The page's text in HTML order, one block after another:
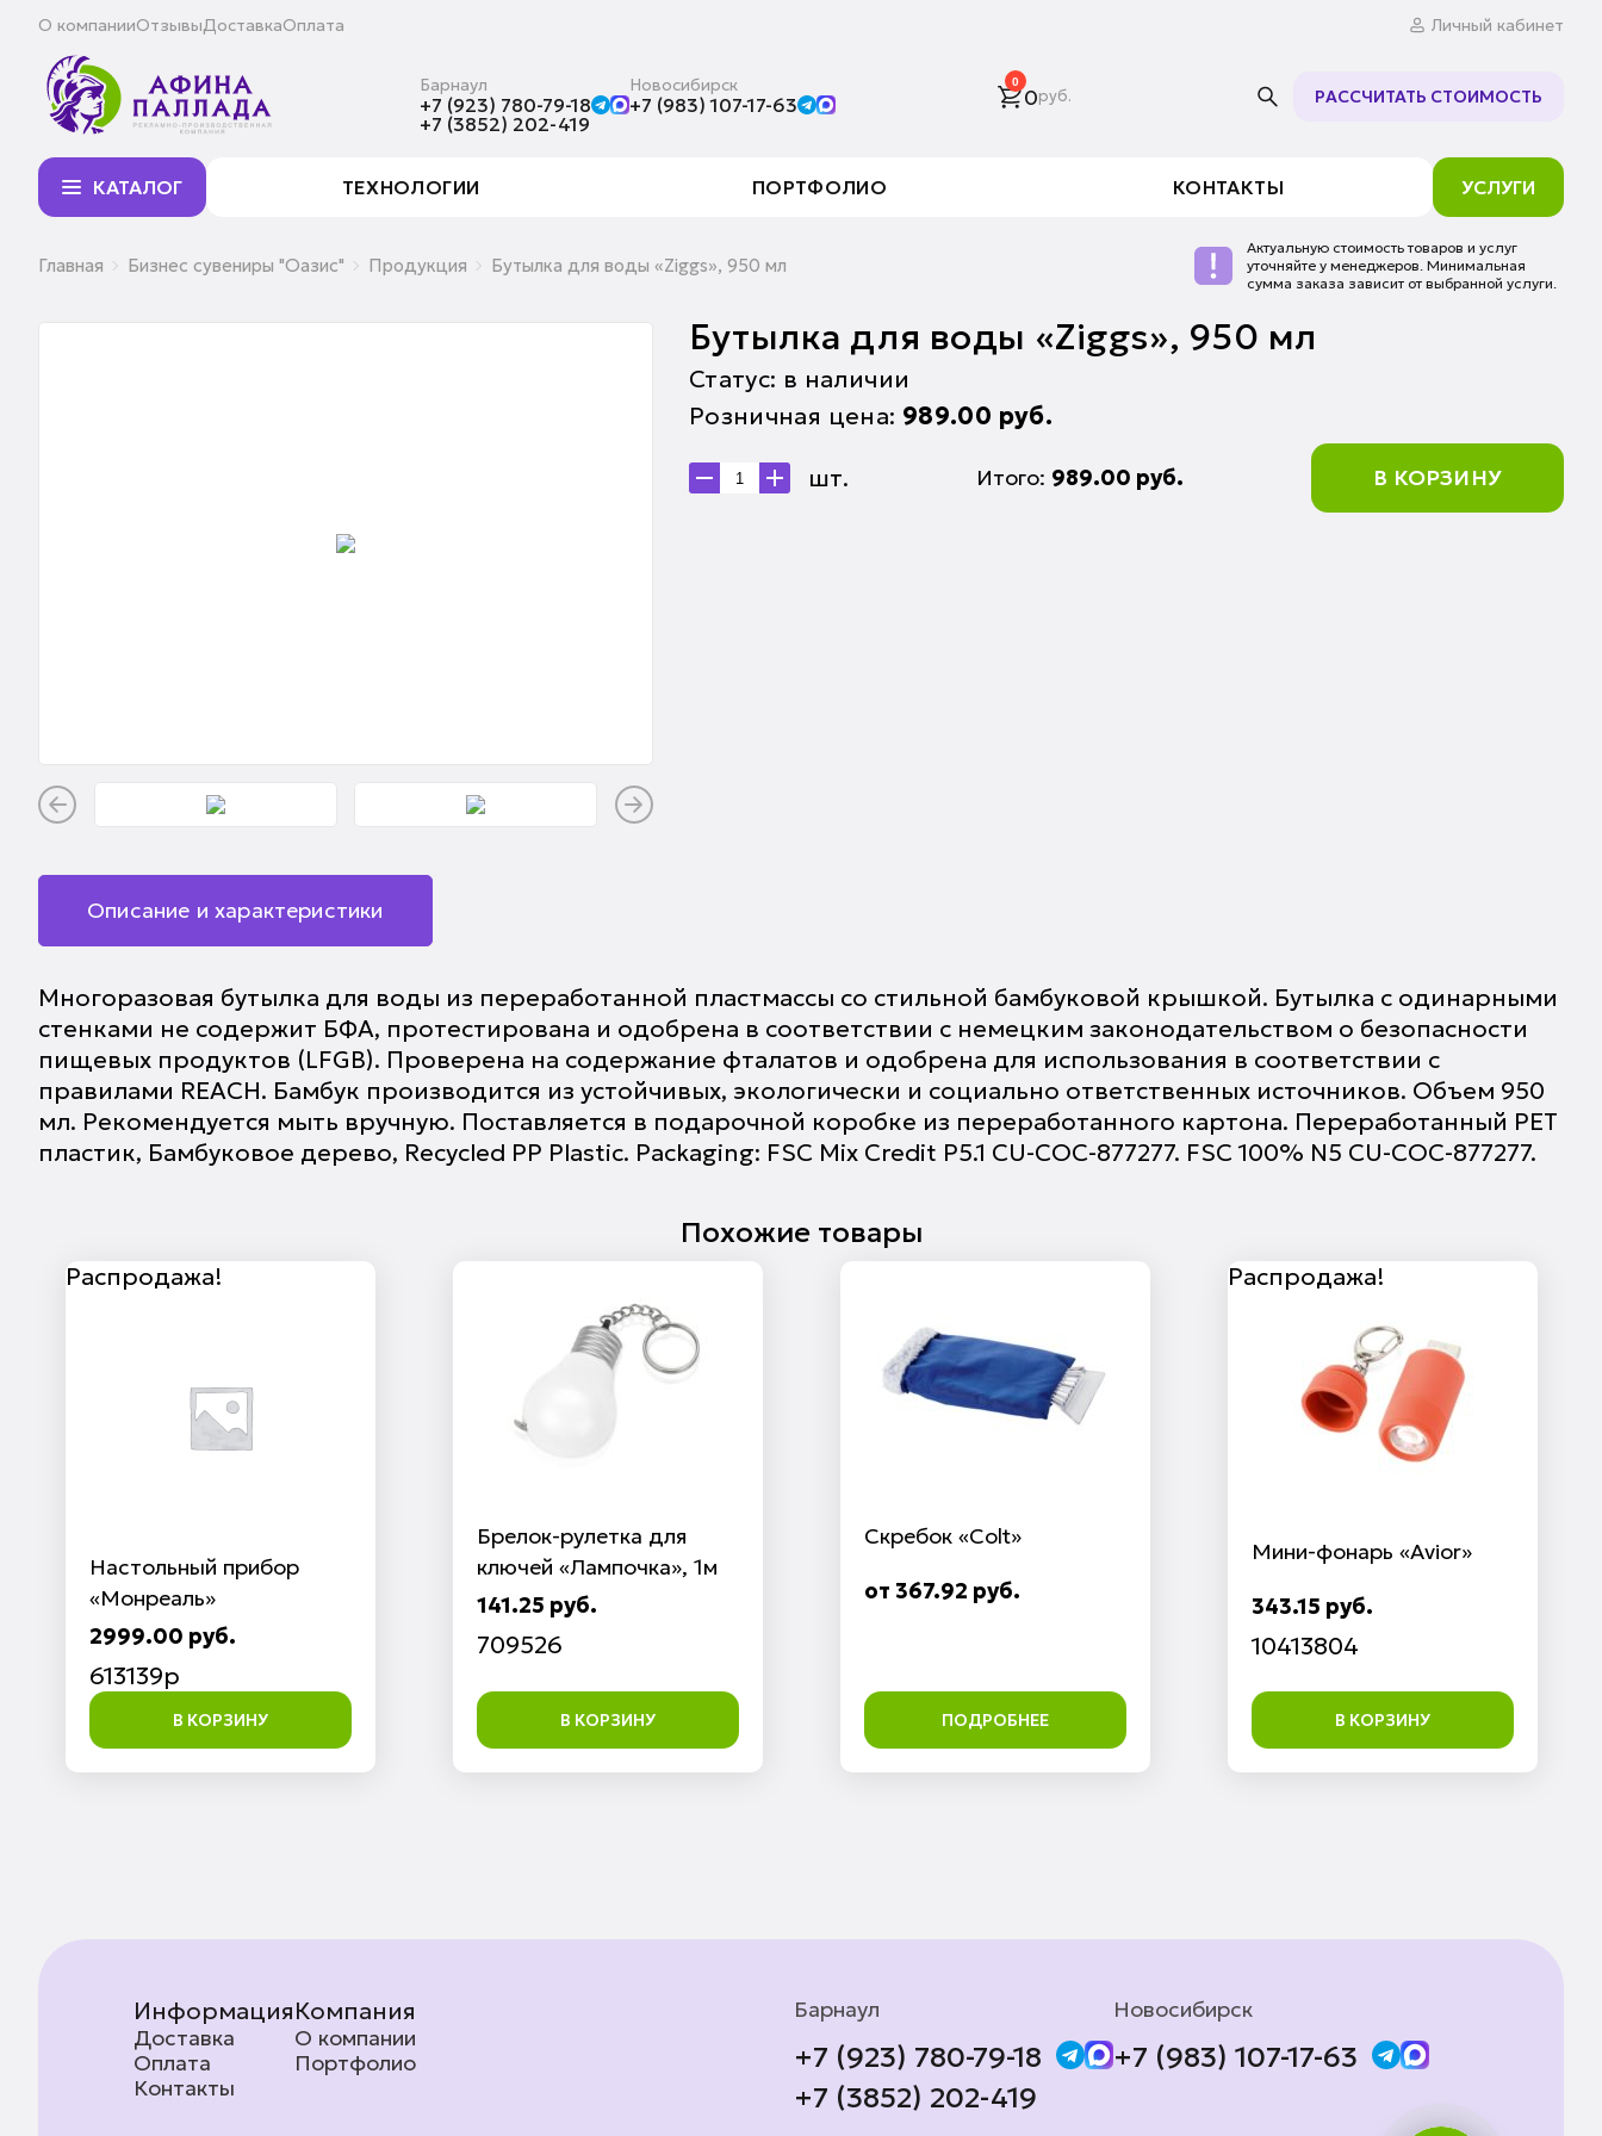
О компанииОтзывыДоставкаОплата Личный кабинет
Барнаул
+7 (923) 780-79-18
+7 (3852) 202-419
Новосибирск
+7 (983) 107-17-63
0
0руб. РАССЧИТАТЬ СТОИМОСТЬ
КАТАЛОГ ТЕХНОЛОГИИ ПОРТФОЛИО КОНТАКТЫ УСЛУГИ
Главная Бизнес сувениры "Оазис" Продукция Бутылка для воды «Ziggs», 950 мл
Актуальную стоимость товаров и услуг
уточняйте у менеджеров. Минимальная
сумма заказа зависит от выбранной услуги.
Бутылка для воды «Ziggs», 950 мл
Статус: в наличии
Розничная цена: 989.00 руб.
шт.
Итого: 989.00 руб. В КОРЗИНУ
Описание и характеристики
Многоразовая бутылка для воды из переработанной пластмассы со стильной бамбуковой крышкой. Бутылка с одинарными
стенками не содержит БФА, протестирована и одобрена в соответствии с немецким законодательством о безопасности
пищевых продуктов (LFGB). Проверена на содержание фталатов и одобрена для использования в соответствии с
правилами REACH. Бамбук производится из устойчивых, экологически и социально ответственных источников. Объем 950
мл. Рекомендуется мыть вручную. Поставляется в подарочной коробке из переработанного картона. Переработанный PET
пластик, Бамбуковое дерево, Recycled PP Plastic. Packaging: FSC Mix Credit P5.1 CU-COC-877277. FSC 100% N5 CU-COC-877277.
Похожие товары
Распродажа!
Настольный прибор
«Монреаль»
2999.00 руб.
613139p
В КОРЗИНУ
Брелок-рулетка для
ключей «Лампочка», 1м
141.25 руб.
709526
В КОРЗИНУ
Скребок «Colt»
от 367.92 руб.
ПОДРОБНЕЕ
Распродажа!
Мини-фонарь «Avior»
343.15 руб.
10413804
В КОРЗИНУ
Информация
Доставка
Оплата
Контакты
Компания
О компании
Портфолио
Барнаул
+7 (923) 780-79-18
+7 (3852) 202-419
Новосибирск
+7 (983) 107-17-63